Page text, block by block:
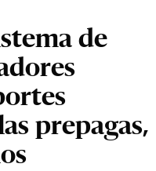
de
prepagas,